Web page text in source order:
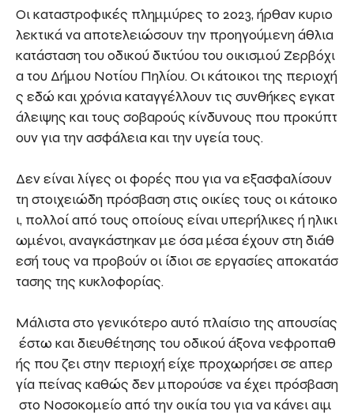
Οι καταστροφικές πλημμύρες το 2023, ήρθαν κυριο
λεκτικά να αποτελειώσουν την προηγούμενη άθλια
κατάσταση του οδικού δικτύου του οικισμού Ζερβόχι
α του Δήμου Νοτίου Πηλίου. Οι κάτοικοι της περιοχή
ς εδώ και χρόνια καταγγέλλουν τις συνθήκες εγκατ
άλειψης και τους σοβαρούς κίνδυνους που προκύπτ
ουν για την ασφάλεια και την υγεία τους.
Δεν είναι λίγες οι φορές που για να εξασφαλίσουν
τη στοιχειώδη πρόσβαση στις οικίες τους οι κάτοικο
ι, πολλοί από τους οποίους είναι υπερήλικες ή ηλικι
ωμένοι, αναγκάστηκαν με όσα μέσα έχουν στη διάθ
εσή τους να προβούν οι ίδιοι σε εργασίες αποκατάσ
τασης της κυκλοφορίας.
Μάλιστα στο γενικότερο αυτό πλαίσιο της απουσίας
έστω και διευθέτησης του οδικού άξονα νεφροπαθ
ής που ζει στην περιοχή είχε προχωρήσει σε απερ
γία πείνας καθώς δεν μπορούσε να έχει πρόσβαση
στο Νοσοκομείο από την οικία του για να κάνει αιμ